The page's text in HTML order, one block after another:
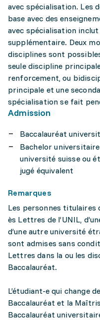
avec spécialisation. Les
base avec des
avec spécialisation
supplémentaire. Deux
disciplines sont
seule discipline
renforcement, ou
principale et une
spécialisation se fait
Admission
Baccalauréat
Bachelor
université suisse ou
jugé équivalent
Remarques
Les personnes titulaires
ès Lettres de l’UNIL,
d’une autre université
sont admises sans
Lettres dans la ou les
Baccalauréat.
L’étudiant-e qui change
Baccalauréat et la
Baccalauréat